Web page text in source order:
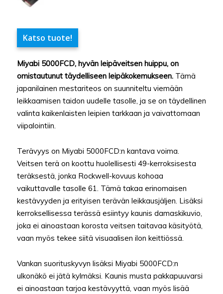
Katso tuote!
Miyabi 5000FCD, hyvän leipäveitsen huippu, on
omistautunut täydelliseen leipäkokemukseen. Tämä
japanilainen mestariteos on suunniteltu viemään
leikkaamisen taidon uudelle tasolle, ja se on täydellinen
valinta kaikenlaisten leipien tarkkaan ja vaivattomaan
viipalointiin.
Terävyys on Miyabi 5000FCD:n kantava voima.
Veitsen terä on koottu huolellisesti 49-kerroksisesta
teräksestä, jonka Rockwell-kovuus kohoaa
vaikuttavalle tasolle 61. Tämä takaa erinomaisen
kestävyyden ja erityisen terävän leikkausjäljen. Lisäksi
kerroksellisessa terässä esiintyy kaunis damaskikuvio,
joka ei ainoastaan korosta veitsen taitavaa käsityötä,
vaan myös tekee siitä visuaalisen ilon keittiössä.
Vankan suorituskyvyn lisäksi Miyabi 5000FCD:n
ulkonäkö ei jätä kylmäksi. Kaunis musta pakkapuuvarsi
ei ainoastaan tarjoa kestävyyttä, vaan myös lisää